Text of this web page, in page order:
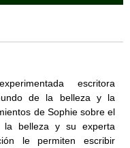
escritora
de la belleza y la
de Sophie sobre el
belleza y su experta
le permiten escribir